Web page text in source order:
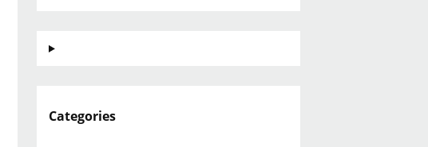
Categories